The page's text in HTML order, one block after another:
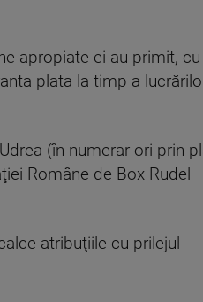
apropiate ei au primit, cu
plata la timp a
(în numerar ori prin
Române de Box Rudel
atribuţiile cu prilejul